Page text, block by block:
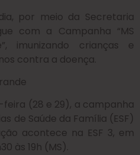
por meio da Secretaria
com a Campanha “MS
imunizando crianças e
contra a doença.
(28 e 29), a campanha
de Saúde da Família (ESF)
acontece na ESF 3, em
às 19h (MS).